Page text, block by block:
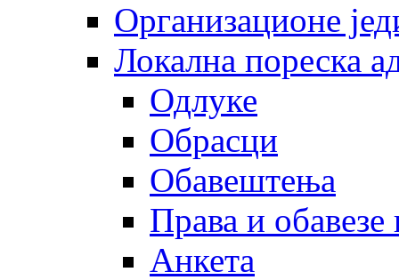
Организационе
Локална пореска
Одлуке
Обрасци
Обавештења
Права и
Анкета